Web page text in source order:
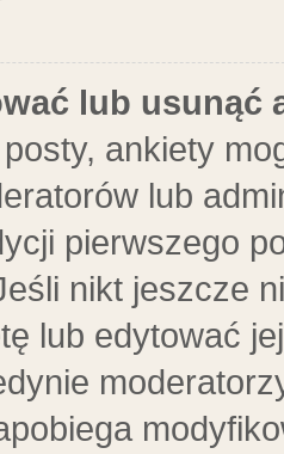
lub usunąć
ankiety
lub
pierwszego
nikt jeszcze
lub edytować